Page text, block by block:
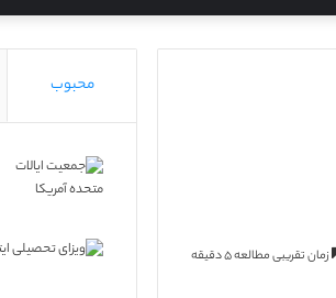
زمان تقریبی مطالعه ۵ دقیقه
محبوب